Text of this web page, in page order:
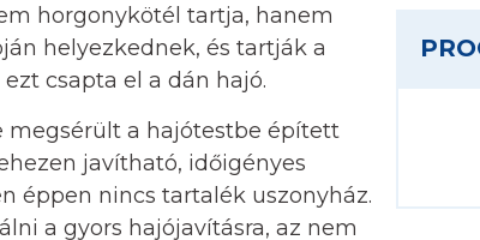
horgonykötél tartja, hanem
helyezkednek, és tartják a
csapta el a dán hajó.
megsérült a hajótestbe épített
javítható, időigényes
éppen nincs tartalék uszonyház.
a gyors hajójavításra, az nem